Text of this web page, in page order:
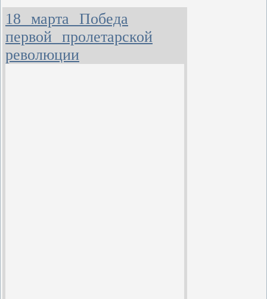
18 марта Победа
первой пролетарской
революции